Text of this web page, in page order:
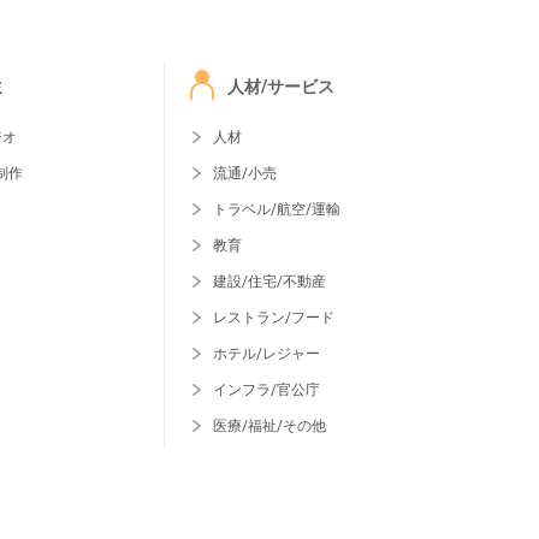
作
人材/サービス
人材
流通/小売
トラベル/航空/運輸
教育
建設/住宅/不動産
レストラン/フード
ホテル/レジャー
インフラ/官公庁
医療/福祉/その他